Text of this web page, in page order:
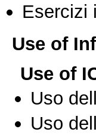
Esercizi
Use of
Use of
Uso
Uso